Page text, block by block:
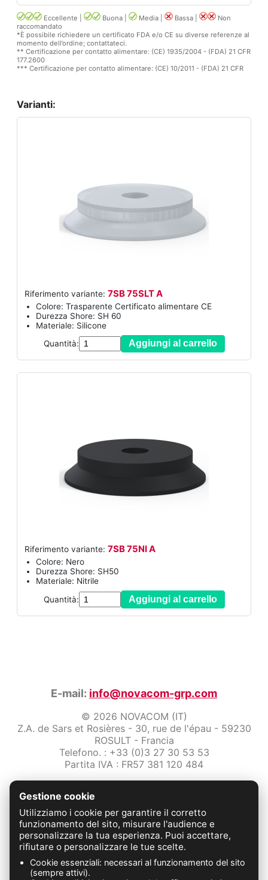
Eccellente | Buona | Media | Bassa |
Non
raccomandato
*È possibile richiedere un certificato FDA e/o CE su diverse referenze al
momento dell’ordine; contattateci.
** Certificazione per contatto alimentare: (CE) 1935/2004 - (FDA) 21 CFR
177.2600
*** Certificazione per contatto alimentare: (CE) 10/2011 - (FDA) 21 CFR
Varianti:
Riferimento variante: 7SB 75SLT A
Colore: Trasparente Certificato alimentare CE
Durezza Shore: SH 60
Materiale: Silicone
Quantità:
Aggiungi al carrello
Riferimento variante: 7SB 75NI A
Colore: Nero
Durezza Shore: SH50
Materiale: Nitrile
Quantità:
Aggiungi al carrello
E-mail: info@novacom-grp.com
© 2026 NOVACOM (IT)
Z.A. de Sars et Rosières - 30, rue de l'épau - 59230
ROSULT - Francia
Telefono. : +33 (0)3 27 30 53 53
Partita IVA : FR57 381 120 484
Protezione dei dati
Condizioni Generali di Vendita
Contattaci
FABRICATION FRANÇAISE
Gestione cookie
Utilizziamo i cookie per garantire il corretto
funzionamento del sito, misurare l'audience e
personalizzare la tua esperienza. Puoi accettare,
rifiutare o personalizzare le tue scelte.
Cookie essenziali: necessari al funzionamento del sito
(sempre attivi).